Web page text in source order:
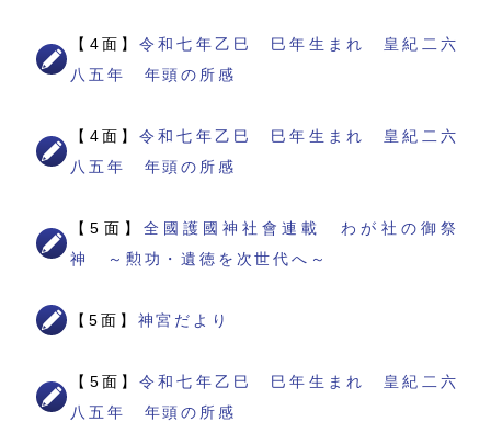
【4面】令和七年乙巳 巳年生まれ 皇紀二六
八五年 年頭の所感
【4面】令和七年乙巳 巳年生まれ 皇紀二六
八五年 年頭の所感
【5面】 全國護國神社會連載 わが社の御祭
神 ～勲功・遺徳を次世代へ～
【5面】 神宮だより
【5面】令和七年乙巳 巳年生まれ 皇紀二六
八五年 年頭の所感